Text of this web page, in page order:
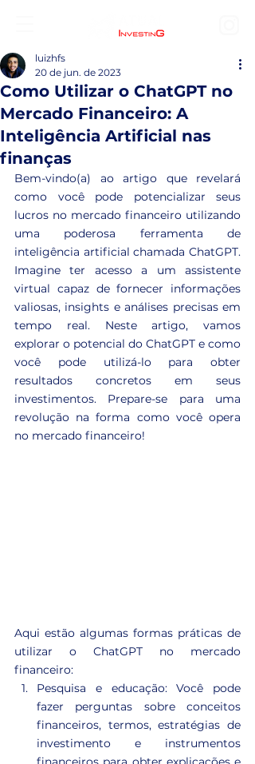
Como Utilizar o ChatGPT no
Mercado Financeiro: A
Inteligência Artificial nas
finanças
luizhfs
20 de jun. de 2023
Bem-vindo(a) ao artigo que revelará
como você pode potencializar seus
lucros no mercado financeiro utilizando
uma poderosa ferramenta de
inteligência artificial chamada ChatGPT.
Imagine ter acesso a um assistente
virtual capaz de fornecer informações
valiosas, insights e análises precisas em
tempo real. Neste artigo, vamos
explorar o potencial do ChatGPT e como
você pode utilizá-lo para obter
resultados concretos em seus
investimentos. Prepare-se para uma
revolução na forma como você opera
no mercado financeiro!
Aqui estão algumas formas práticas de
utilizar o ChatGPT no mercado
financeiro:
Pesquisa e educação: Você pode
fazer perguntas sobre conceitos
financeiros, termos, estratégias de
investimento e instrumentos